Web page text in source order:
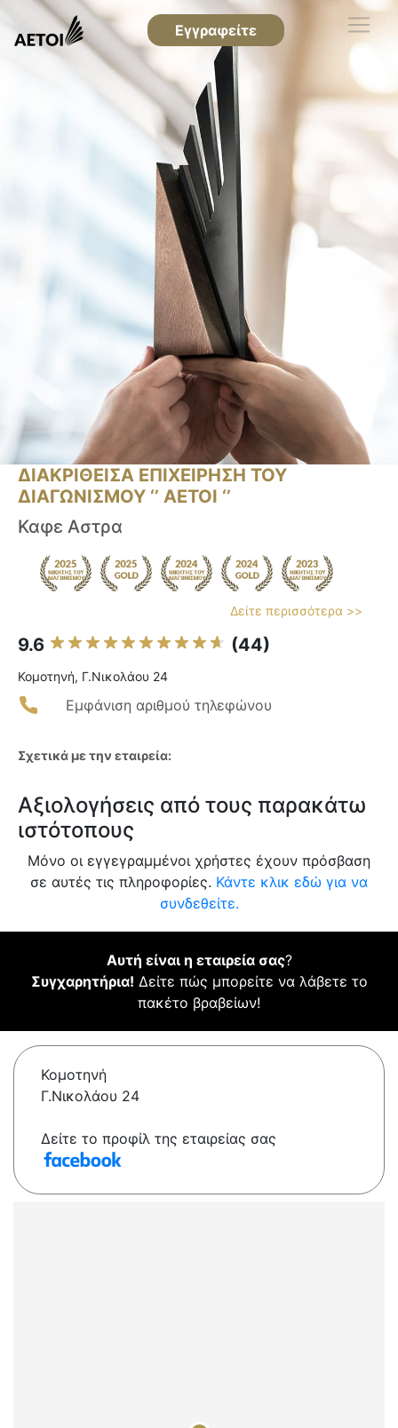
Εγγραφείτε
ΔΙΑΚΡΙΘΕΙΣΑ ΕΠΙΧΕΙΡΗΣΗ ΤΟΥ
ΔΙΑΓΩΝΙΣΜΟΥ ‘’ ΑΕΤΟΙ ‘’
Καφε Αστρα
Δείτε περισσότερα >>
9.6 (44)
Κομοτηνή, Γ.Νικολάου 24
Εμφάνιση αριθμού τηλεφώνου
Σχετικά με την εταιρεία:
Αξιολογήσεις από τους παρακάτω
ιστότοπους
Μόνο οι εγγεγραμμένοι χρήστες έχουν πρόσβαση
σε αυτές τις πληροφορίες. Κάντε κλικ εδώ για να
συνδεθείτε.
Αυτή είναι η εταιρεία σας?
Συγχαρητήρια! Δείτε πώς μπορείτε να λάβετε το
πακέτο βραβείων!
Κομοτηνή
Γ.Νικολάου 24
Δείτε το προφίλ της εταιρείας σας